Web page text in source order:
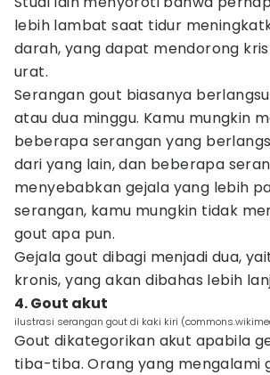
lebih lambat saat tidur
darah, yang dapat mendorong
urat.
Serangan gout biasanya
atau dua minggu. Kamu mungkin
beberapa serangan yang
dari yang lain, dan beberapa
menyebabkan gejala yang lebih
serangan, kamu mungkin tidak
gout apa pun.
Gejala gout dibagi menjadi dua,
kronis, yang akan dibahas lebih
4. Gout akut
ilustrasi serangan gout di kaki kiri
Gout dikategorikan akut apabila
tiba-tiba. Orang yang mengalami